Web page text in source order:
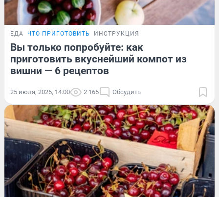
ЕДА ЧТО ПРИГОТОВИТЬ ИНСТРУКЦИЯ
Вы только попробуйте: как
приготовить вкуснейший компот из
вишни — 6 рецептов
25 июля, 2025, 14:00 2 165 Обсудить